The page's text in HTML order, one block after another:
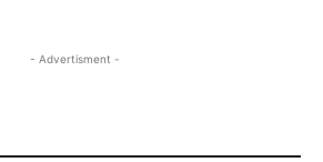
- Advertisment -